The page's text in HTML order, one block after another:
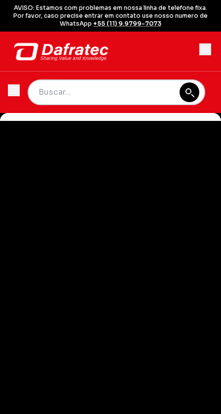
AVISO: Estamos com problemas em nossa linha de telefone fixa.
Por favor, caso precise entrar em contato use nosso numero de
WhatsApp +55 (11) 9.9799-7073